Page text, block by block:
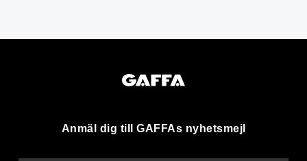
Anmäl dig till GAFFAs nyhetsmejl